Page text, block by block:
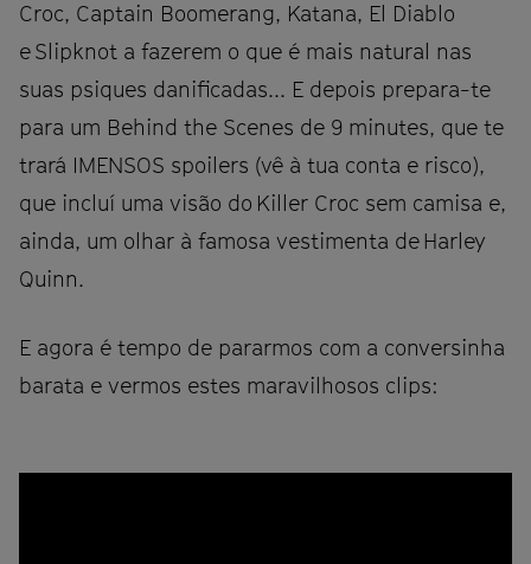
Croc, Captain Boomerang, Katana, El Diablo
e Slipknot a fazerem o que é mais natural nas
suas psiques danificadas... E depois prepara-te
para um Behind the Scenes de 9 minutes, que te
trará IMENSOS spoilers (vê à tua conta e risco),
que incluí uma visão do Killer Croc sem camisa e,
ainda, um olhar à famosa vestimenta de Harley
Quinn.
E agora é tempo de pararmos com a conversinha
barata e vermos estes maravilhosos clips: